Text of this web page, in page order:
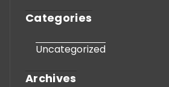
Categories
Uncategorized
Archives